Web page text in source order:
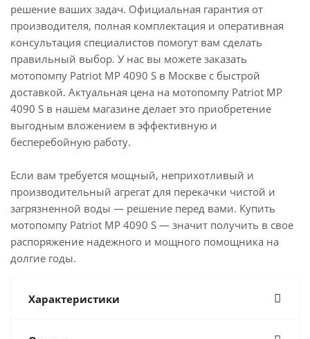
решение ваших задач. Официальная гарантия от
производителя, полная комплектация и оперативная
консультация специалистов помогут вам сделать
правильный выбор. У нас вы можете заказать
мотопомпу Patriot MP 4090 S в Москве с быстрой
доставкой. Актуальная цена на мотопомпу Patriot MP
4090 S в нашем магазине делает это приобретение
выгодным вложением в эффективную и
бесперебойную работу.
Если вам требуется мощный, неприхотливый и
производительный агрегат для перекачки чистой и
загрязненной воды — решение перед вами. Купить
мотопомпу Patriot MP 4090 S — значит получить в свое
распоряжение надежного и мощного помощника на
долгие годы.
Характеристики